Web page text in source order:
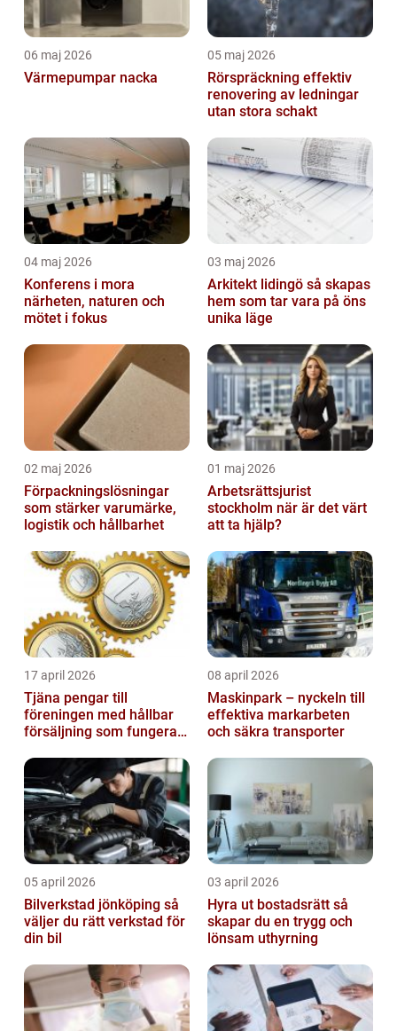
06 maj 2026
Värmepumpar nacka
05 maj 2026
Rörspräckning effektiv
renovering av ledningar
utan stora schakt
04 maj 2026
Konferens i mora
närheten, naturen och
mötet i fokus
03 maj 2026
Arkitekt lidingö så skapas
hem som tar vara på öns
unika läge
02 maj 2026
Förpackningslösningar
som stärker varumärke,
logistik och hållbarhet
01 maj 2026
Arbetsrättsjurist
stockholm när är det värt
att ta hjälp?
17 april 2026
Tjäna pengar till
föreningen med hållbar
försäljning som fungerar
08 april 2026
Maskinpark – nyckeln till
effektiva markarbeten
och säkra transporter
05 april 2026
Bilverkstad jönköping så
väljer du rätt verkstad för
din bil
03 april 2026
Hyra ut bostadsrätt så
skapar du en trygg och
lönsam uthyrning